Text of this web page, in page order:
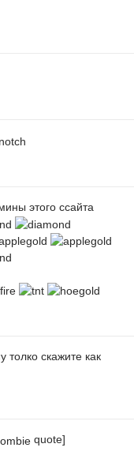
этого ссайта
толко скажите как
quote]